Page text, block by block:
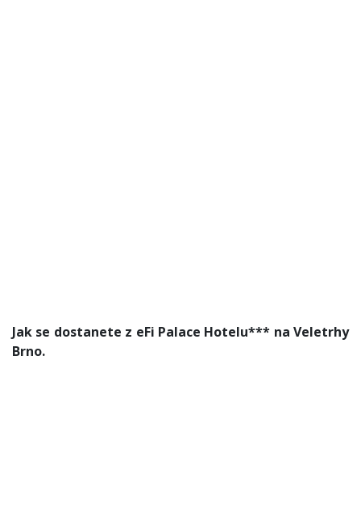
Jak se dostanete z eFi Palace Hotelu*** na Veletrhy
Brno.